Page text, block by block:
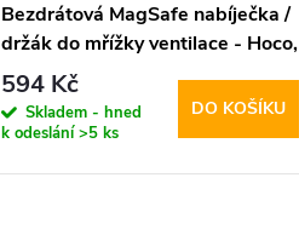
Bezdrátová MagSafe nabíječka /
držák do mřížky ventilace - Hoco,
CA91 Magic
594 Kč
Skladem - hned
k odeslání>5 ks
DO KOŠÍKU